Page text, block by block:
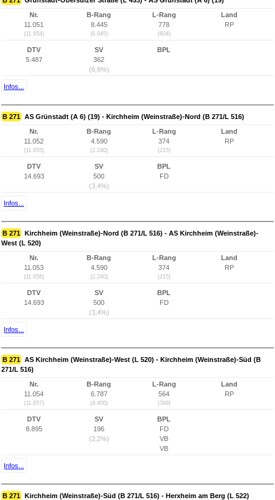
Nr.
11.051
(11.654)
B-Rang
8.445
(6.045)
L-Rang
778
(604)
Land
RP
DTV
5.487
SV
362
(6,6%)
BPL
Infos...
B 271 AS Grünstadt (A 6) (19) - Kirchheim (Weinstraße)-Nord (B 271/L 516)
Nr.
11.052
(11.655)
B-Rang
4.590
(2.240)
L-Rang
374
(215)
Land
RP
DTV
14.693
SV
500
(3,4%)
BPL
FD
Infos...
B 271 Kirchheim (Weinstraße)-Nord (B 271/L 516) - AS Kirchheim (Weinstraße)-
West (L 520)
Nr.
11.053
(11.656)
B-Rang
4.590
(2.240)
L-Rang
374
(215)
Land
RP
DTV
14.693
SV
500
(3,4%)
BPL
FD
Infos...
B 271 AS Kirchheim (Weinstraße)-West (L 520) - Kirchheim (Weinstraße)-Süd (B
271/L 516)
Nr.
11.054
(11.657)
B-Rang
6.787
(4.400)
L-Rang
564
(399)
Land
RP
DTV
8.895
SV
196
(2,2%)
BPL
FD
VB
VB
Infos...
B 271 Kirchheim (Weinstraße)-Süd (B 271/L 516) - Herxheim am Berg (L 522)